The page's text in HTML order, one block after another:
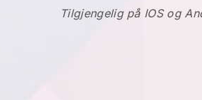
Tilgjengelig på IOS og